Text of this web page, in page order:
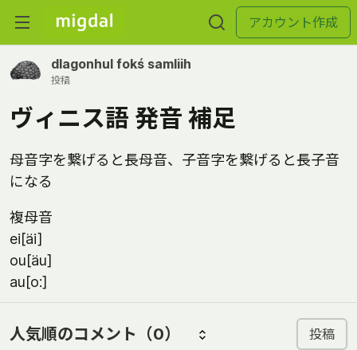
アカウント作成
dlagonhul fokś samliih
投稿
ヴィニス語 発音 補足
母音字を繋げると長母音、子音字を繋げると長子音
になる
複母音
ei[äi]
ou[äu]
au[o:]
人気順のコメント （0） 投稿